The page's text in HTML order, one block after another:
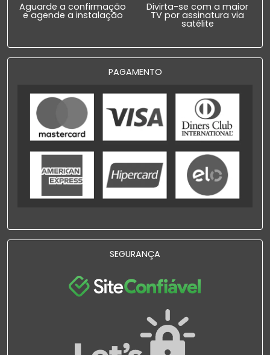
Aguarde a confirmação
e agende a instalação
Divirta-se com a maior
TV por assinatura via
satélite
PAGAMENTO
SEGURANÇA